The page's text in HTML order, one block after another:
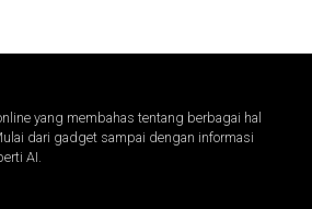
yang membahas tentang berbagai hal
dari gadget sampai dengan informasi
AI.